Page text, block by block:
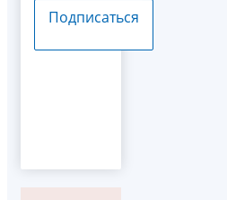
Подписаться